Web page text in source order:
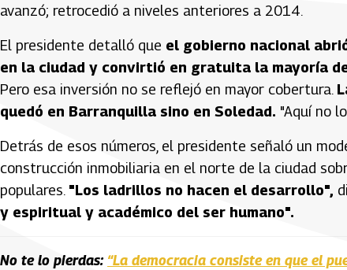
avanzó; retrocedió a niveles anteriores a 2014.
El presidente detalló que el gobierno nacional
en la ciudad y convirtió en gratuita la mayoría
Pero esa inversión no se reflejó en mayor cobertura.
quedó en Barranquilla sino en Soledad. "Aquí no
Detrás de esos números, el presidente señaló un
construcción inmobiliaria en el norte de la ciudad
populares. "Los ladrillos no hacen el desarrollo",
y espiritual y académico del ser humano".
No te lo pierdas: “La democracia consiste en que el